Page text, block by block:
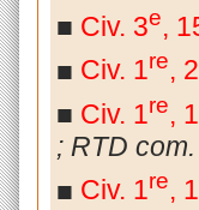
■ Civ. 3e,
■ Civ. 1re,
■ Civ. 1re,
; RTD
■ Civ. 1re, 1